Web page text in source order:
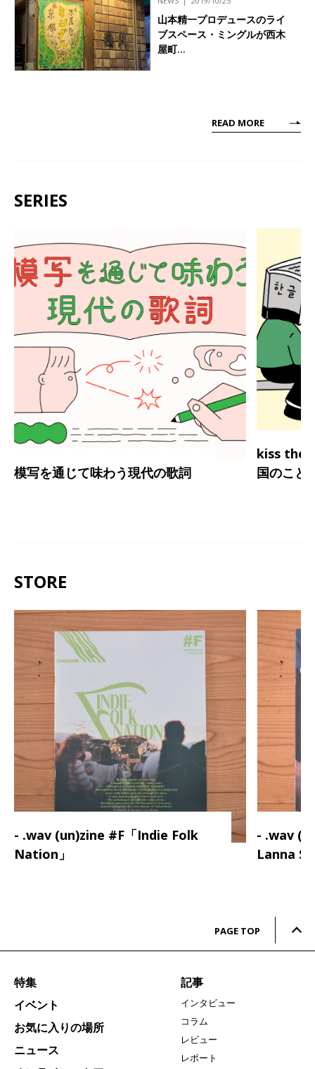
山本精一プロデュースのライ
ブスペース・ミングルが西木
屋町…
READ MORE
SERIES
模写を通じて味わう現代の歌詞
kiss the
国のこと
STORE
- .wav (un)zine #F「Indie Folk
Nation」
- .wav
Lanna
PAGE TOP
特集
イベント
お気に入りの場所
ニュース
記事
インタビュー
コラム
レビュー
レポート